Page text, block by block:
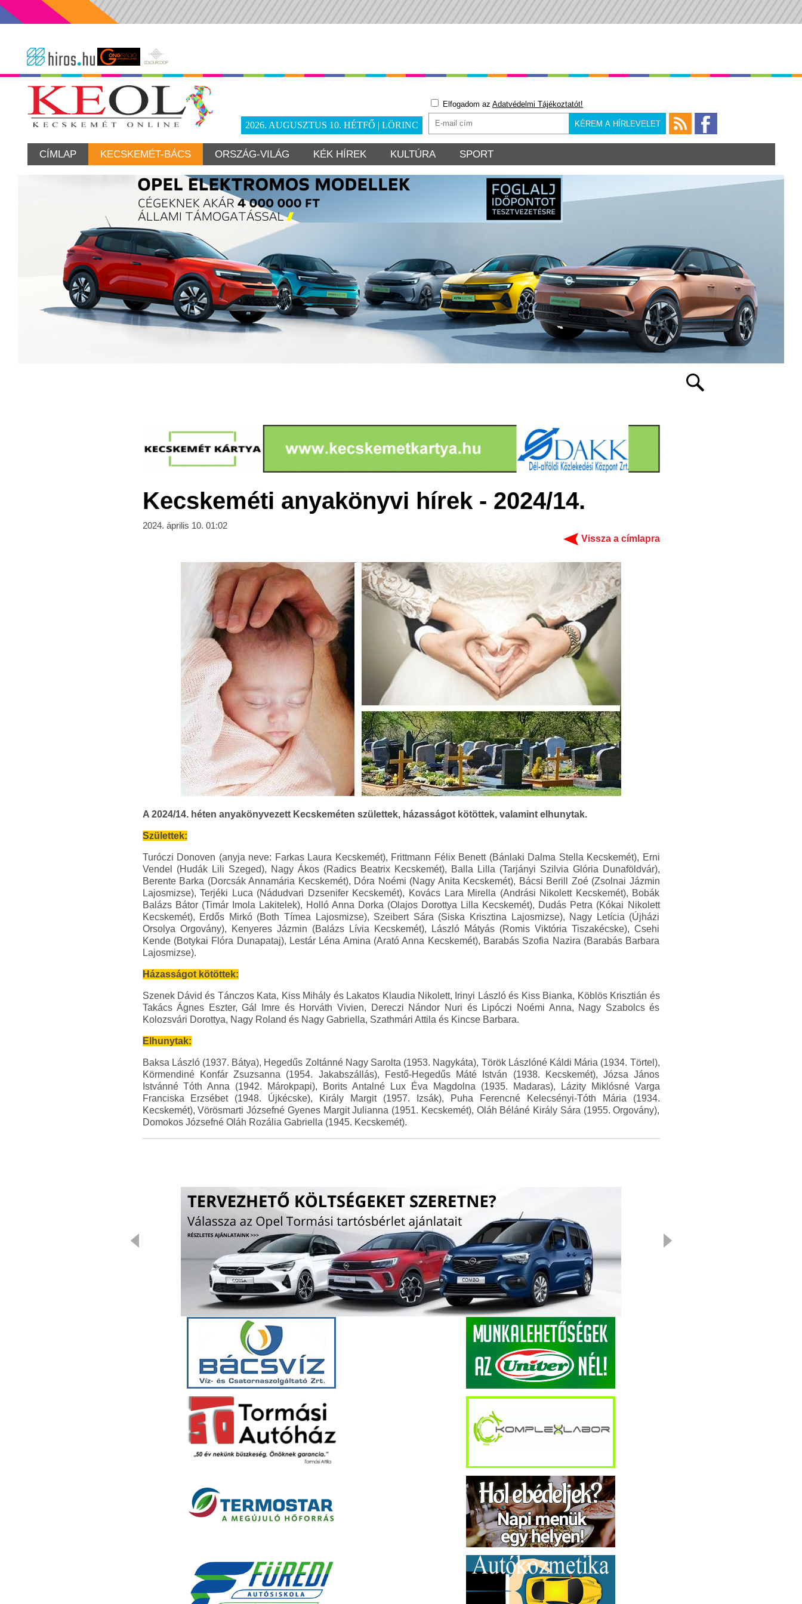
2026. AUGUSZTUS 10. HÉTFŐ | LÖRINC
Elfogadom az Adatvédelmi Tájékoztatót!
CÍMLAP KECSKEMÉT-BÁCS ORSZÁG-VILÁG KÉK HÍREK KULTÚRA SPORT
Kecskeméti anyakönyvi hírek - 2024/14.
2024. április 10. 01:02
Vissza a címlapra
A 2024/14. héten anyakönyvezett Kecskeméten születtek, házasságot kötöttek, valamint elhunytak.
Születtek:
Turóczi Donoven (anyja neve: Farkas Laura Kecskemét), Frittmann Félix Benett (Bánlaki Dalma Stella Kecskemét), Erni
Vendel (Hudák Lili Szeged), Nagy Ákos (Radics Beatrix Kecskemét), Balla Lilla (Tarjányi Szilvia Glória Dunaföldvár),
Berente Barka (Dorcsák Annamária Kecskemét), Dóra Noémi (Nagy Anita Kecskemét), Bácsi Berill Zoé (Zsolnai Jázmin
Lajosmizse), Terjéki Luca (Nádudvari Dzsenifer Kecskemét), Kovács Lara Mirella (Andrási Nikolett Kecskemét), Bobák
Balázs Bátor (Timár Imola Lakitelek), Holló Anna Dorka (Olajos Dorottya Lilla Kecskemét), Dudás Petra (Kókai Nikolett
Kecskemét), Erdős Mirkó (Both Tímea Lajosmizse), Szeibert Sára (Siska Krisztina Lajosmizse), Nagy Letícia (Újházi
Orsolya Orgovány), Kenyeres Jázmin (Balázs Lívia Kecskemét), László Mátyás (Romis Viktória Tiszakécske), Csehi
Kende (Botykai Flóra Dunapataj), Lestár Léna Amina (Arató Anna Kecskemét), Barabás Szofia Nazira (Barabás Barbara
Lajosmizse).
Házasságot kötöttek:
Szenek Dávid és Tánczos Kata, Kiss Mihály és Lakatos Klaudia Nikolett, Irinyi László és Kiss Bianka, Köblös Krisztián és
Takács Ágnes Eszter, Gál Imre és Horváth Vivien, Dereczi Nándor Nuri és Lipóczi Noémi Anna, Nagy Szabolcs és
Kolozsvári Dorottya, Nagy Roland és Nagy Gabriella, Szathmári Attila és Kincse Barbara.
Elhunytak:
Baksa László (1937. Bátya), Hegedűs Zoltánné Nagy Sarolta (1953. Nagykáta), Török Lászlóné Káldi Mária (1934. Törtel),
Körmendiné Konfár Zsuzsanna (1954. Jakabszállás), Festő-Hegedűs Máté István (1938. Kecskemét), Józsa János
Istvánné Tóth Anna (1942. Márokpapi), Borits Antalné Lux Éva Magdolna (1935. Madaras), Lázity Miklósné Varga
Franciska Erzsébet (1948. Újkécske), Király Margit (1957. Izsák), Puha Ferencné Kelecsényi-Tóth Mária (1934.
Kecskemét), Vörösmarti Józsefné Gyenes Margit Julianna (1951. Kecskemét), Oláh Béláné Király Sára (1955. Orgovány),
Domokos Józsefné Oláh Rozália Gabriella (1945. Kecskemét).